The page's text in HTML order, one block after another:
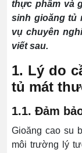
thực phẩm và
sinh gioăng tủ
vụ chuyên
viết sau.
1. Lý do
tủ mát
1.1. Đảm
Gioăng cao su
môi trường lý